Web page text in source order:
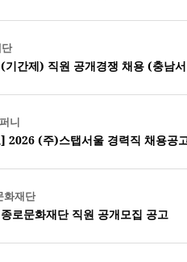
기간제) 직원 공개경쟁 채용 (충남
니
2026 (주)스탭서울 경력직 채용공
화재단
로문화재단 직원 공개모집 공고